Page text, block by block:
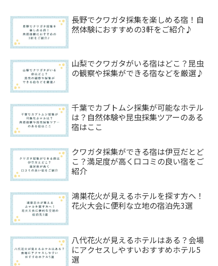
長野でクワガタ採集を楽しめる宿！自
然体験におすすめの3軒をご紹介♪
山梨でクワガタがいる宿はどこ？昆虫
の観察や採集ができる宿などを厳選♪
千葉でカブトムシ採集が可能なホテル
は？自然体験や昆虫採集ツアーのある
宿はここ
クワガタ採集ができる宿は伊豆だとど
こ？満足度が高く口コミの良い宿をご
紹介
鴻巣花火が見えるホテルを探す方へ！
花火大会に便利な立地の宿泊先3選
八代花火が見えるホテルはある？会場
にアクセスしやすいおすすめホテル5
選